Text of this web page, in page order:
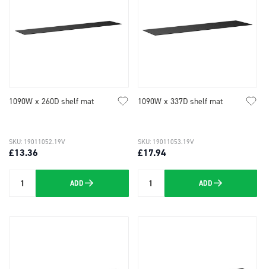
1090W x 260D shelf mat
£13.36
SKU: 19011052.19V
Quantity ADD
1090W x 337D shelf mat
£17.94
SKU: 19011053.19V
Quantity ADD